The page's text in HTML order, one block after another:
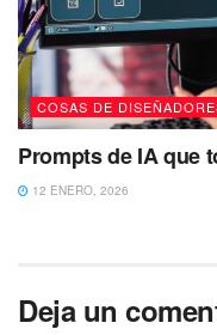
COSAS DE
Prompts de IA que
12 ENERO, 2026
Deja un